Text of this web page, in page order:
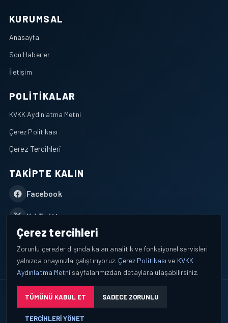
KURUMSAL
Anasayfa
Son Haberler
İletişim
POLITIKALAR
KVKK Aydınlatma Metni
Çerez Politikası
Çerez Tercihleri
TAKIPTE KALIN
Facebook
X / Twitter
YouTube
WhatsApp
© 2026 AEROPORTIST I Havacılık Veri ve Analiz Platformu. Tüm
Okuyucu verileri yalnızca açık bilgilendirme ve tercih yönetimi
Çerez tercihleri
Zorunlu çerezler dışında kalan analitik ve fonksiyonel servisleri
yalnızca onayınızla çalıştırıyoruz. Çerez Politikası ve KVKK
Aydınlatma Metni sayfalarımızdan detaylara ulaşabilirsiniz.
TÜMÜNÜ KABUL ET SADECE ZORUNLU
TERCIHLERI YÖNET